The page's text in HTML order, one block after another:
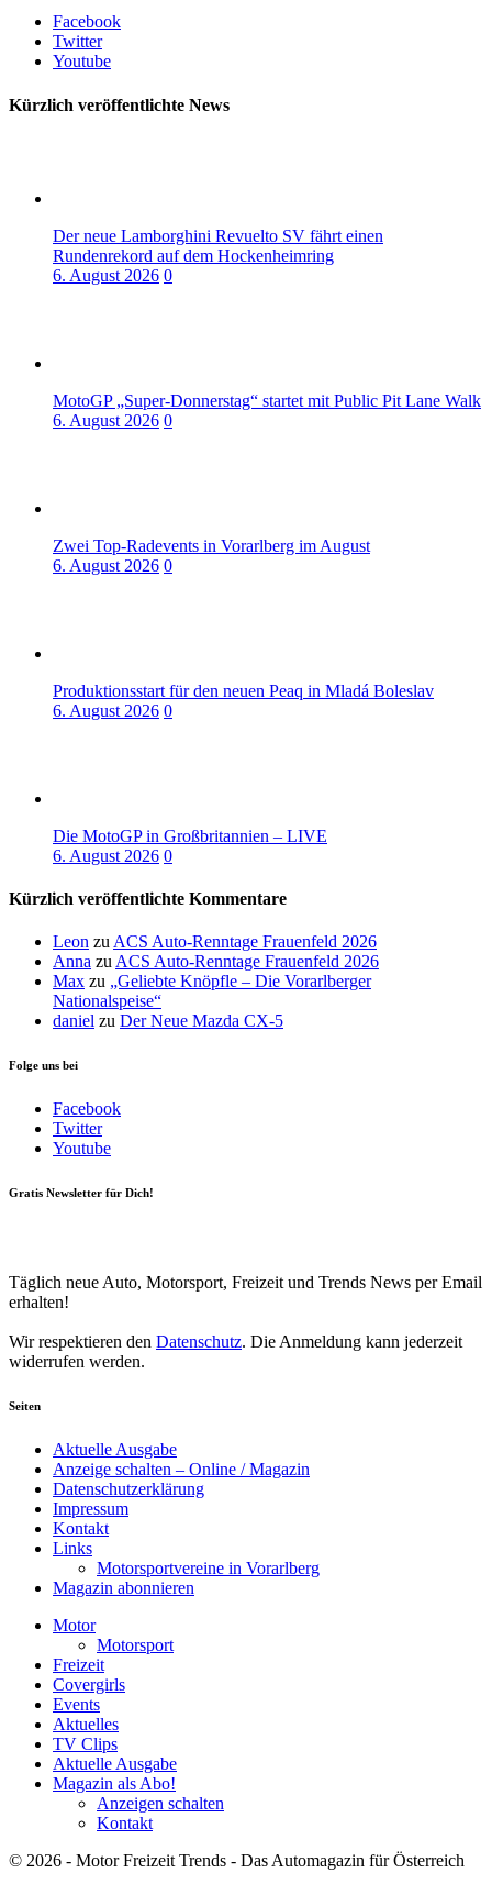
Facebook
Twitter
Youtube
Kürzlich veröffentlichte News
Der neue Lamborghini Revuelto SV fährt einen
Rundenrekord auf dem Hockenheimring
6. August 2026 0
MotoGP „Super-Donnerstag“ startet mit Public Pit Lane Walk
6. August 2026 0
Zwei Top-Radevents in Vorarlberg im August
6. August 2026 0
Produktionsstart für den neuen Peaq in Mladá Boleslav
6. August 2026 0
Die MotoGP in Großbritannien – LIVE
6. August 2026 0
Kürzlich veröffentlichte Kommentare
Leon zuACS Auto-Renntage Frauenfeld 2026
Anna zuACS Auto-Renntage Frauenfeld 2026
Max zu „Geliebte Knöpfle – Die Vorarlberger
Nationalspeise“
daniel zu Der Neue Mazda CX-5
Folge uns bei
Facebook
Twitter
Youtube
Gratis Newsletter für Dich!
Täglich neue Auto, Motorsport, Freizeit und Trends News per Email
erhalten!
Wir respektieren den Datenschutz. Die Anmeldung kann jederzeit
widerrufen werden.
Seiten
Aktuelle Ausgabe
Anzeige schalten – Online / Magazin
Datenschutzerklärung
Impressum
Kontakt
Links
Motorsportvereine in Vorarlberg
Magazin abonnieren
Motor
Motorsport
Freizeit
Covergirls
Events
Aktuelles
TV Clips
Aktuelle Ausgabe
Magazin als Abo!
Anzeigen schalten
Kontakt
© 2026 - Motor Freizeit Trends - Das Automagazin für Österreich